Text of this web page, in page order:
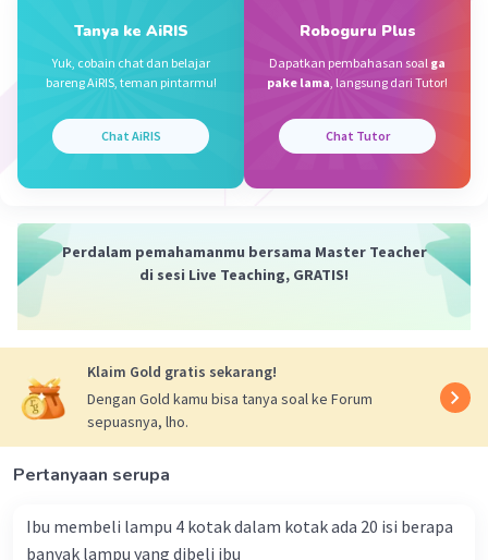
Jawaban terverifikasi
Jawaban yang tepat adalah110 cm.
Penjelasan:
Pintu rumah biasanya berbentuk persegi
panjang. Karena yang diketahui tinggi dan
panjang alas dengan melakukan berbagai
perhitungan. Karena:
K/2 = a + t
a = K/2 - t
Sehingga:
a = 660/2 - 220
a = 330 - 220
Jadi, lebar pintu tersebut adalah
Tanya ke AiRIS
Yuk, cobain chat dan belajar
bareng AiRIS, teman pintarmu!
Chat AiRIS
Roboguru Plus
Dapatkan pembahasan soal ga
pake lama, langsung dari Tutor!
Chat Tutor
Perdalam pemahamanmu bersama Master Teacher
di sesi Live Teaching, GRATIS!
Klaim Gold gratis sekarang!
Dengan Gold kamu bisa tanya soal ke Forum
sepuasnya, lho.
Pertanyaan serupa
Ibu membeli lampu 4 kotak dalam kotak ada 20 isi berapa
banyak lampu yang dibeli ibu